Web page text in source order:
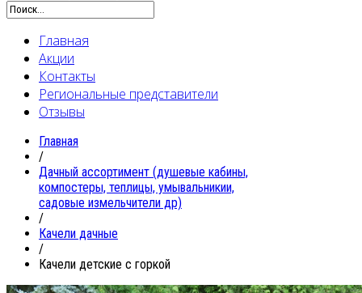
Главная
Акции
Контакты
Региональные представители
Отзывы
Главная
/
Дачный ассортимент (душевые кабины,
компостеры, теплицы, умывальникии,
садовые измельчители др)
/
Качели дачные
/
Качели детские с горкой